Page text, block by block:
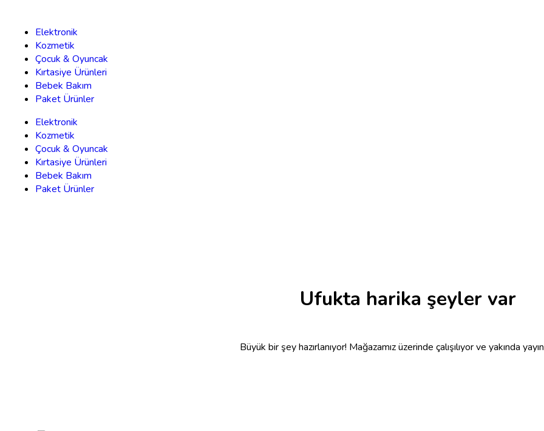
Elektronik
Kozmetik
Çocuk & Oyuncak
Kırtasiye Ürünleri
Bebek Bakım
Paket Ürünler
Elektronik
Kozmetik
Çocuk & Oyuncak
Kırtasiye Ürünleri
Bebek Bakım
Paket Ürünler
Ufukta harika şeyler var
Büyük bir şey hazırlanıyor! Mağazamız üzerinde çalışılıyor ve yakında